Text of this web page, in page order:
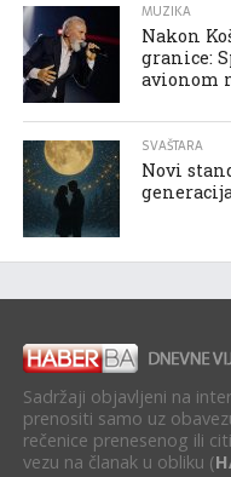
MUZIKA
Nakon
granice:
avionom
SVAŠTARA
Novi
Sadržaji objavljeni na
prenositi samo uz
rečenice prenesenog ili
vezu na članak u obliku (